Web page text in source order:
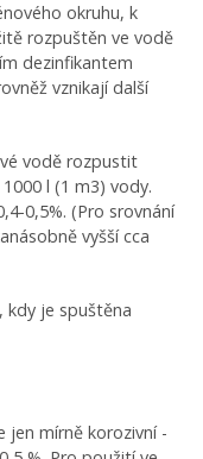
okruhu, k
rozpuštěn ve vodě
dezinfikantem
vznikají další
vodě rozpustit
l (1 m3) vody.
0,5%. (Pro srovnání
vyšší cca
kdy je spuštěna
jen mírně korozivní -